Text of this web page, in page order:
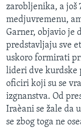
zarobljenika, a još
medjuvremenu,
Garner, objavio je
predstavljaju sve
uskoro formirati
lideri dve
oficiri koji su se
izgnanstva. Od
Iraèani se žale da
se zbog toga ne